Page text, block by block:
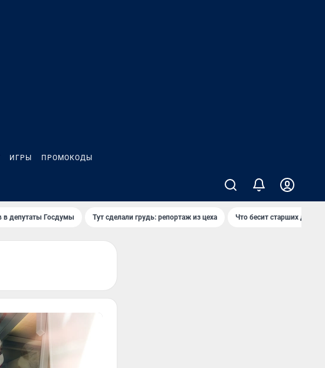
ИГРЫ ПРОМОКОДЫ
депутаты Госдумы Тут сделали грудь: репортаж из цеха Что бесит старших детей